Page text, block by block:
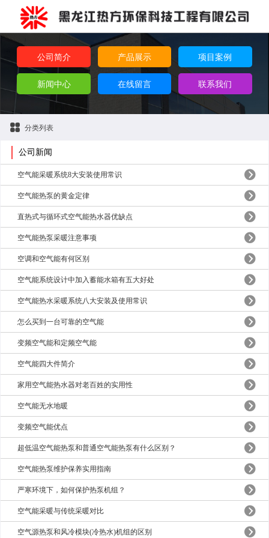
公司简介 产品展示 项目案例
新闻中心 在线留言 联系我们
分类列表
公司新闻
空气能采暖系统8大安装使用常识
空气能热泵的黄金定律
直热式与循环式空气能热水器优缺点
空气能热泵采暖注意事项
空调和空气能有何区别
空气能系统设计中加入蓄能水箱有五大好处
空气能热水采暖系统八大安装及使用常识
怎么买到一台可靠的空气能
变频空气能和定频空气能
空气能四大件简介
家用空气能热水器对老百姓的实用性
空气能无水地暖
变频空气能优点
超低温空气能热泵和普通空气能热泵有什么区别？
空气能热泵维护保养实用指南
严寒环境下，如何保护热泵机组？
空气能采暖与传统采暖对比
空气源热泵和风冷模块(冷热水)机组的区别